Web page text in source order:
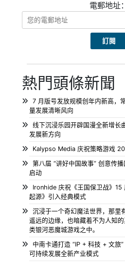
電郵地址：
熱門頭條新聞
7 月版号发放规模创年内新高，
量发展清晰风向
线下沉浸乐园开辟国漫全新增长
发展新方向
Kalypso Media 庆祝策略游戏
第八届 “讲好中国故事” 创意传
启动
Ironhide 庆祝《王国保卫战》15
起源》引入经典模式
沉浸于一个奇幻魔法世界，那里
遥远的边缘，也暗藏着不为人知
类银河恶魔城游戏之中。
中南卡通打造 “IP + 科技 + 文旅
可持续发展全新产业模式